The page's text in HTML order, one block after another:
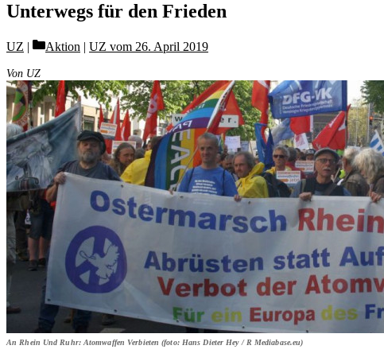
Unterwegs für den Frieden
UZ Categories
Aktion | UZ vom 26. April 2019
Von UZ
An Rhein Und Ruhr: Atomwaffen Verbieten (foto: Hans Dieter Hey / R Mediabase.eu)